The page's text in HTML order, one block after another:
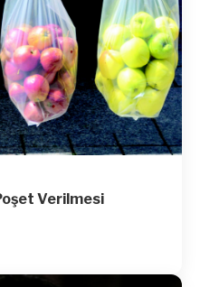
Verilmesi